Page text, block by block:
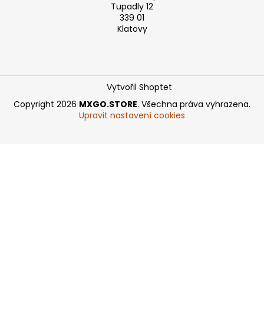
Tupadly 12
339 01
Klatovy
Vytvořil Shoptet
Copyright 2026 MXGO.STORE. Všechna práva vyhrazena.
Upravit nastavení cookies